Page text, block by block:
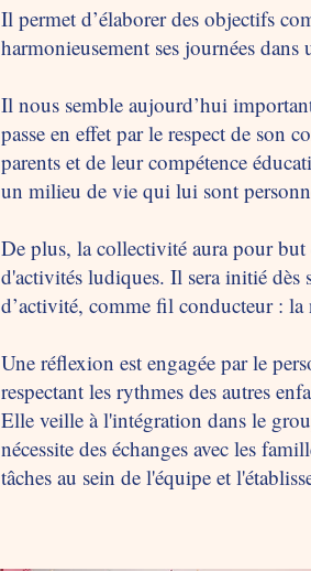
Il permet d’élaborer des objectifs
harmonieusement ses journées
Il nous semble aujourd’hui
passe en effet par le respect de son
parents et de leur compétence
un milieu de vie qui lui sont
De plus, la collectivité aura pour but
d'activités ludiques. Il sera initié dès
d’activité, comme fil conducteur : la
Une réflexion est engagée par le
respectant les rythmes des autres
Elle veille à l'intégration dans le
nécessite des échanges avec les
tâches au sein de l'équipe et